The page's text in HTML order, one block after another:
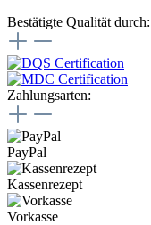
Bestätigte Qualität durch:
Zahlungsarten:
PayPal
Kassenrezept
Vorkasse